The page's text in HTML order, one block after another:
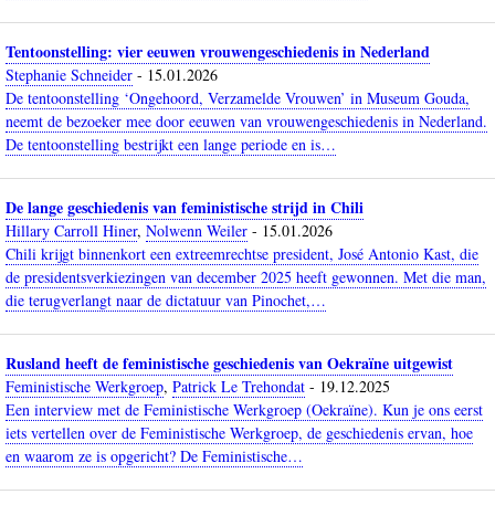
Tentoonstelling: vier eeuwen vrouwengeschiedenis in Nederland
Stephanie Schneider - 15.01.2026
De tentoonstelling ‘Ongehoord, Verzamelde Vrouwen’ in Museum Gouda,
neemt de bezoeker mee door eeuwen van vrouwengeschiedenis in Nederland.
De tentoonstelling bestrijkt een lange periode en is…
De lange geschiedenis van feministische strijd in Chili
Hillary Carroll Hiner, Nolwenn Weiler - 15.01.2026
Chili krijgt binnenkort een extreemrechtse president, José Antonio Kast, die
de presidentsverkiezingen van december 2025 heeft gewonnen. Met die man,
die terugverlangt naar de dictatuur van Pinochet,…
Rusland heeft de feministische geschiedenis van Oekraïne uitgewist
Feministische Werkgroep, Patrick Le Trehondat - 19.12.2025
Een interview met de Feministische Werkgroep (Oekraïne). Kun je ons eerst
iets vertellen over de Feministische Werkgroep, de geschiedenis ervan, hoe
en waarom ze is opgericht? De Feministische…